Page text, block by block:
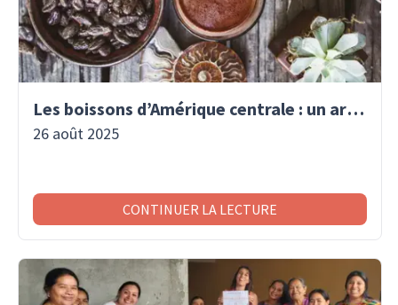
Les boissons d’Amérique centrale : un art de vivre traditionnel
26 août 2025
CONTINUER LA LECTURE